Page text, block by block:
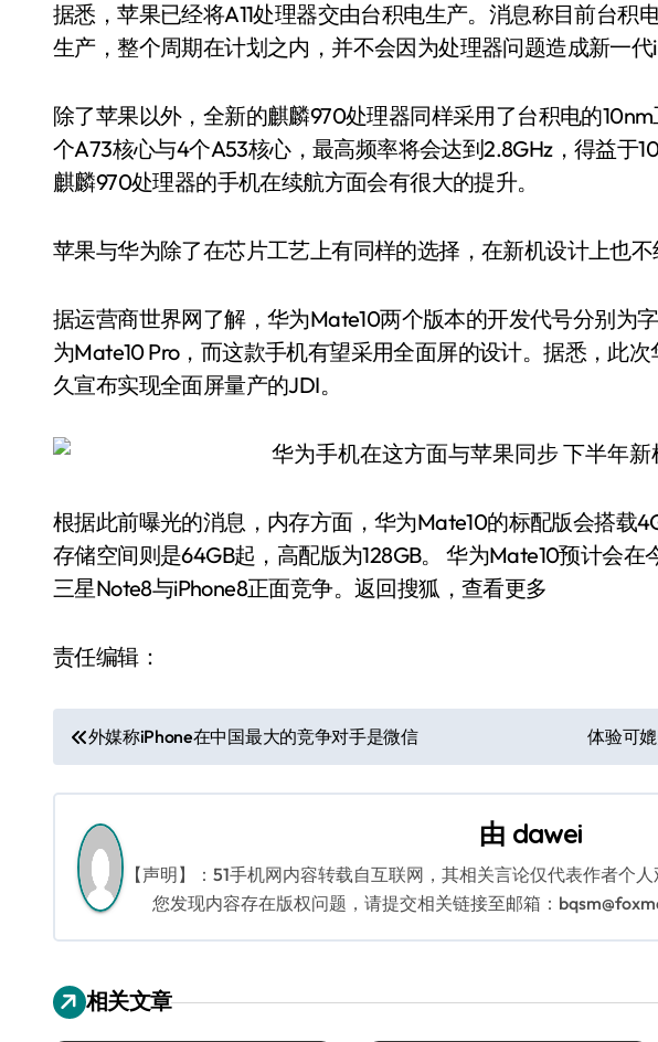
据悉，苹果已经将A11处理器交由台积电生产。消息称目前台积
生产，整个周期在计划之内，并不会因为处理器问题造成新一代
除了苹果以外，全新的麒麟970处理器同样采用了台积电的
个A73核心与4个A53核心，最高频率将会达到2.8GHz，得益于
麒麟970处理器的手机在续航方面会有很大的提升。
苹果与华为除了在芯片工艺上有同样的选择，在新机设计上也不
据运营商世界网了解，华为Mate10两个版本的开发代号分别为
为Mate10 Pro，而这款手机有望采用全面屏的设计。据悉，此
久宣布实现全面屏量产的JDI。
根据此前曝光的消息，内存方面，华为Mate10的标配版会搭载
存储空间则是64GB起，高配版为128GB。 华为Mate10预计会
三星Note8与iPhone8正面竞争。返回搜狐，查看更多
责任编辑：
文
章
航
外媒称iPhone在中国最大的竞争对手是微信 体验可
由 dawei
【声明】：51手机网内容转载自互联网，其相关言论仅代表作者个
您发现内容存在版权问题，请提交相关链接至邮箱：
相关文章